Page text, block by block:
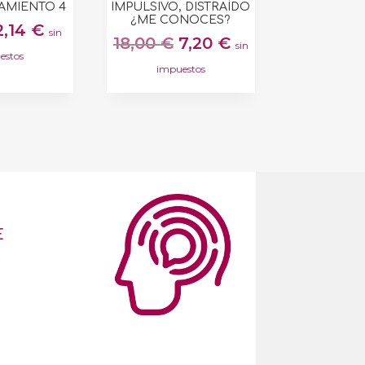
4
€El
sin
IMPULSIVO, DISTRAÍDO
¿ME CONOCES?
18,00€ El
precio
7,20 €El
sin
impuestos